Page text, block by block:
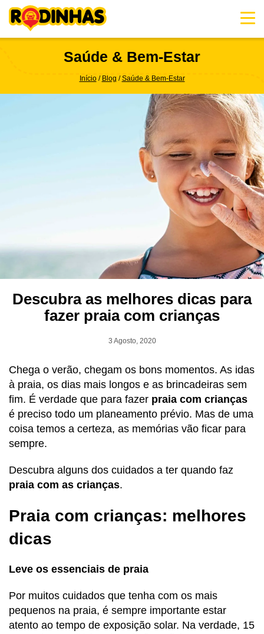
content
Saúde & Bem-Estar
Início Blog Saúde & Bem-Estar
Descubra as melhores dicas para
fazer praia com crianças
3 Agosto, 2020
Chega o verão, chegam os bons momentos. As idas
à praia, os dias mais longos e as brincadeiras sem
fim. É verdade que para fazer praia com crianças
é preciso todo um planeamento prévio. Mas de uma
coisa temos a certeza, as memórias vão ficar para
sempre.
Descubra alguns dos cuidados a ter quando faz
praia com as crianças.
Praia com crianças: melhores
dicas
Leve os essenciais de praia
Por muitos cuidados que tenha com os mais
pequenos na praia, é sempre importante estar
atento ao tempo de exposição solar. Na verdade, 15